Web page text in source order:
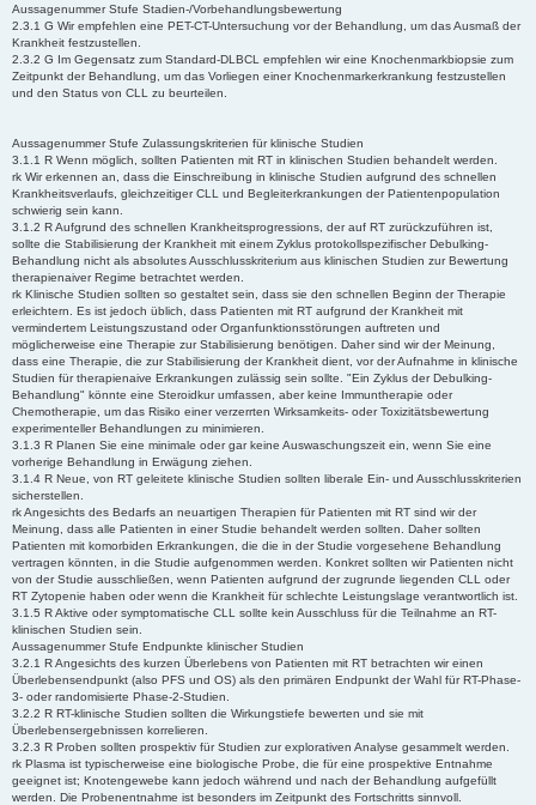
Aussagenummer Stufe Stadien-/Vorbehandlungsbewertung
2.3.1 G Wir empfehlen eine PET-CT-Untersuchung vor der Behandlung, um das Ausmaß der
Krankheit festzustellen.
2.3.2 G Im Gegensatz zum Standard-DLBCL empfehlen wir eine Knochenmarkbiopsie zum
Zeitpunkt der Behandlung, um das Vorliegen einer Knochenmarkerkrankung festzustellen
und den Status von CLL zu beurteilen.
Aussagenummer Stufe Zulassungskriterien für klinische Studien
3.1.1 R Wenn möglich, sollten Patienten mit RT in klinischen Studien behandelt werden.
rk Wir erkennen an, dass die Einschreibung in klinische Studien aufgrund des schnellen
Krankheitsverlaufs, gleichzeitiger CLL und Begleiterkrankungen der Patientenpopulation
schwierig sein kann.
3.1.2 R Aufgrund des schnellen Krankheitsprogressions, der auf RT zurückzuführen ist,
sollte die Stabilisierung der Krankheit mit einem Zyklus protokollspezifischer Debulking-
Behandlung nicht als absolutes Ausschlusskriterium aus klinischen Studien zur Bewertung
therapienaiver Regime betrachtet werden.
rk Klinische Studien sollten so gestaltet sein, dass sie den schnellen Beginn der Therapie
erleichtern. Es ist jedoch üblich, dass Patienten mit RT aufgrund der Krankheit mit
vermindertem Leistungszustand oder Organfunktionsstörungen auftreten und
möglicherweise eine Therapie zur Stabilisierung benötigen. Daher sind wir der Meinung,
dass eine Therapie, die zur Stabilisierung der Krankheit dient, vor der Aufnahme in klinische
Studien für therapienaive Erkrankungen zulässig sein sollte. "Ein Zyklus der Debulking-
Behandlung" könnte eine Steroidkur umfassen, aber keine Immuntherapie oder
Chemotherapie, um das Risiko einer verzerrten Wirksamkeits- oder Toxizitätsbewertung
experimenteller Behandlungen zu minimieren.
3.1.3 R Planen Sie eine minimale oder gar keine Auswaschungszeit ein, wenn Sie eine
vorherige Behandlung in Erwägung ziehen.
3.1.4 R Neue, von RT geleitete klinische Studien sollten liberale Ein- und Ausschlusskriterien
sicherstellen.
rk Angesichts des Bedarfs an neuartigen Therapien für Patienten mit RT sind wir der
Meinung, dass alle Patienten in einer Studie behandelt werden sollten. Daher sollten
Patienten mit komorbiden Erkrankungen, die die in der Studie vorgesehene Behandlung
vertragen könnten, in die Studie aufgenommen werden. Konkret sollten wir Patienten nicht
von der Studie ausschließen, wenn Patienten aufgrund der zugrunde liegenden CLL oder
RT Zytopenie haben oder wenn die Krankheit für schlechte Leistungslage verantwortlich ist.
3.1.5 R Aktive oder symptomatische CLL sollte kein Ausschluss für die Teilnahme an RT-
klinischen Studien sein.
Aussagenummer Stufe Endpunkte klinischer Studien
3.2.1 R Angesichts des kurzen Überlebens von Patienten mit RT betrachten wir einen
Überlebensendpunkt (also PFS und OS) als den primären Endpunkt der Wahl für RT-Phase-
3- oder randomisierte Phase-2-Studien.
3.2.2 R RT-klinische Studien sollten die Wirkungstiefe bewerten und sie mit
Überlebensergebnissen korrelieren.
3.2.3 R Proben sollten prospektiv für Studien zur explorativen Analyse gesammelt werden.
rk Plasma ist typischerweise eine biologische Probe, die für eine prospektive Entnahme
geeignet ist; Knotengewebe kann jedoch während und nach der Behandlung aufgefüllt
werden. Die Probenentnahme ist besonders im Zeitpunkt des Fortschritts sinnvoll.